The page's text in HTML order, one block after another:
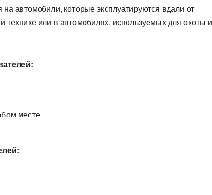
на автомобили, которые эксплуатируются вдали от
технике или в автомобилях, используемых для охоты и
месте